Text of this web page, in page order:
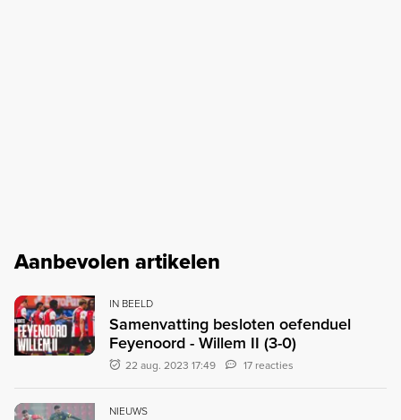
Aanbevolen artikelen
IN BEELD
Samenvatting besloten oefenduel
Feyenoord - Willem II (3-0)
22 aug. 2023 17:49 17 reacties
NIEUWS